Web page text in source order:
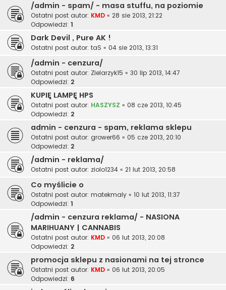
/admin - spam/ - masa stuffu, na poziomie
Ostatni post autor: KMD « 28 sie 2013, 21:22
Odpowiedzi: 1
Dark Devil , Pure AK !
Ostatni post autor: taS « 04 sie 2013, 13:31
/admin - cenzura/
Ostatni post autor: Zielarzyk15 « 30 lip 2013, 14:47
Odpowiedzi: 2
KUPIĘ LAMPĘ HPS
Ostatni post autor: HASZYSZ « 08 cze 2013, 10:45
Odpowiedzi: 2
admin - cenzura - spam, reklama sklepu
Ostatni post autor: grower66 « 05 cze 2013, 20:10
Odpowiedzi: 2
/admin - reklama/
Ostatni post autor: ziolo1234 « 21 lut 2013, 20:58
Co myślicie o
Ostatni post autor: matekmaly « 10 lut 2013, 11:37
Odpowiedzi: 1
/admin - cenzura reklama/ - NASIONA
MARIHUANY | CANNABIS
Ostatni post autor: KMD « 06 lut 2013, 20:08
Odpowiedzi: 2
promocja sklepu z nasionami na tej stronce
Ostatni post autor: KMD « 06 lut 2013, 20:05
Odpowiedzi: 6